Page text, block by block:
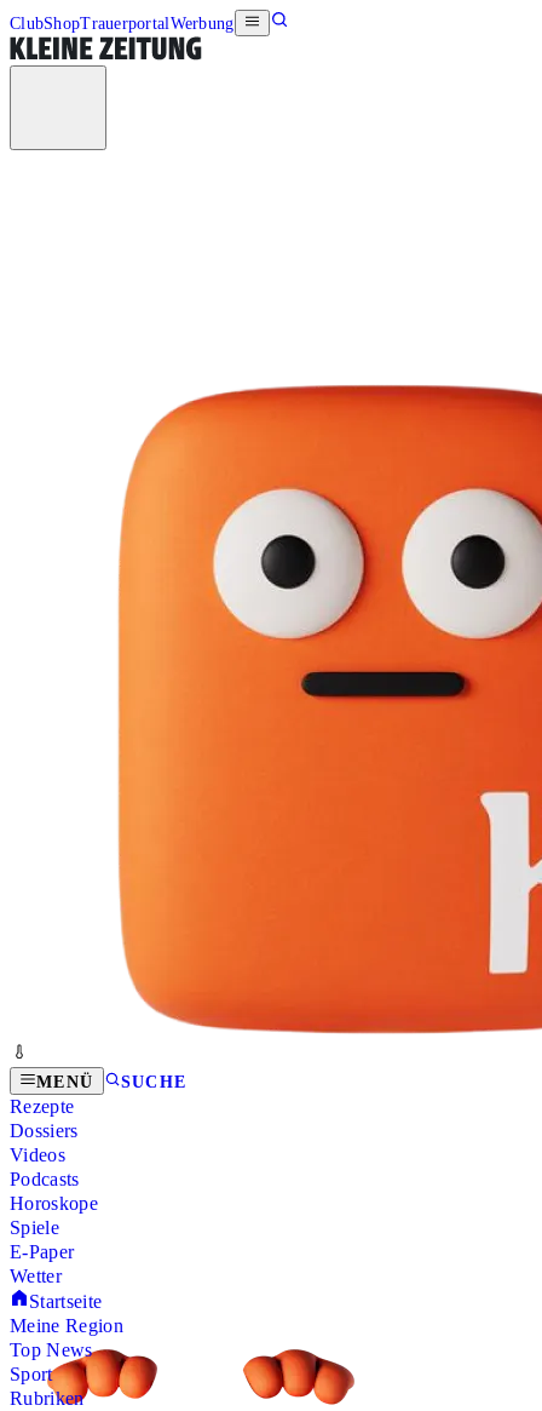
ClubShopTrauerportalWerbung
MENÜ SUCHE
Rezepte
Dossiers
Videos
Podcasts
Horoskope
Spiele
E-Paper
Wetter
Startseite
Meine Region
Top News
Sport
Rubriken